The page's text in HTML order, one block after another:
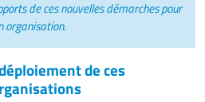
de ces nouvelles démarches pour
organisation.
de ces